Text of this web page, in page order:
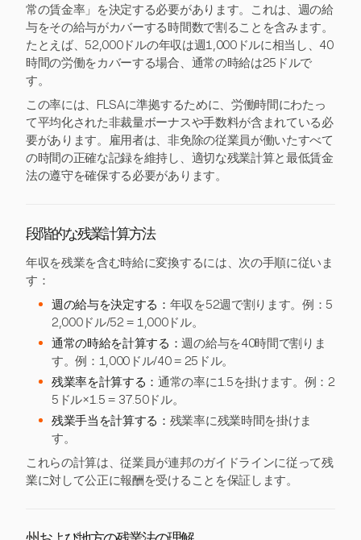
常の賃金率」を決定する必要があります。これは、週の給
与をその給与がカバーする時間数で割ることを含みます。
たとえば、52,000ドルの年収は週1,000ドルに相当し、40
時間の労働をカバーする場合、通常の時給は25ドルで
す。
この率には、FLSAに準拠するために、労働時間にわたっ
て平均化された非裁量ボーナスや手数料が含まれている必
要があります。雇用者は、非免除の従業員が働いたすべて
の時間の正確な記録を維持し、適切な残業計算と最低賃金
法の遵守を確保する必要があります。
段階的な残業計算方法
年収を残業を含む時給に変換するには、次の手順に従いま
す：
週の給与を決定する： 年収を52週で割ります。例：5
2,000ドル/52 = 1,000ドル。
通常の時給を計算する：週の給与を40時間で割りま
す。例：1,000ドル/40 = 25ドル。
残業率を計算する：通常の率に1.5を掛けます。例：2
5ドル×1.5 = 37.50ドル。
残業手当を計算する： 残業率に残業時間を掛けま
す。
これらの計算は、従業員が連邦のガイドラインに従って残
業に対して公正に報酬を受けることを保証します。